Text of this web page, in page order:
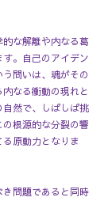
な解離や内なる葛
。自己のアイデン
問いは、魂がその
なる衝動の現れと
然で、しばしば挑
根源的な分裂の響
原動力となりま
問題であると同時